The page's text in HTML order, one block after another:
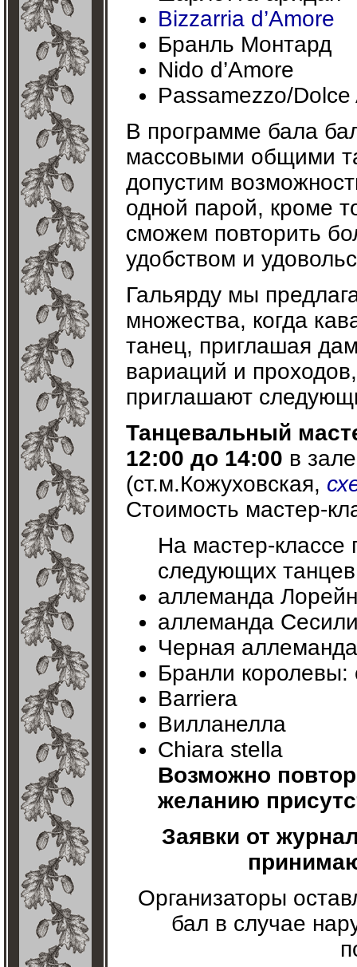
Bizzarria d’Amore
Бранль Монтард
Nido d’Amore
Passamezzo/
В программе бала
массовыми общими
допустим
одной парой, кроме
сможем повторить
удобством и
Гальярду мы
множества, когда
танец, приглашая
вариаций и
приглашают
Танцевальный
12:00 до 14:00 в
(ст.м.Кожуховская,
Стоимость мастер-
На мастер-классе
следующих
аллеманда Лорейн
аллеманда
Черная аллеманда
Бранли королевы:
Barriera
Вилланелла
Chiara stella
Возможно
желанию
Заявки от
Организаторы
бал в случае